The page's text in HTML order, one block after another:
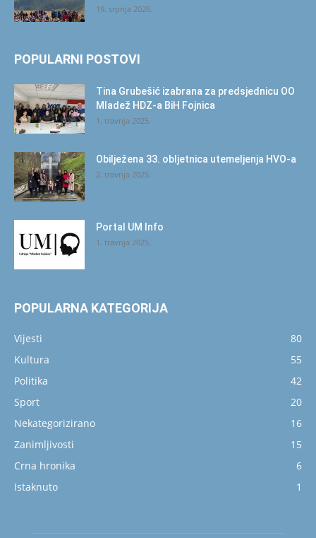
19. srpnja 2026.
POPULARNI POSTOVI
Tina Grubešić izabrana za predsjednicu OO
Mladež HDZ-a BiH Fojnica
1. travnja 2025.
Obilježena 33. obljetnica utemeljenja HVO-a
2. travnja 2025.
Portal UM Info
1. travnja 2025.
POPULARNA KATEGORIJA
Vijesti
80
Kultura
55
Politika
42
Sport
20
Nekategorizirano
16
Zanimljivosti
15
Crna hronika
6
Istaknuto
1